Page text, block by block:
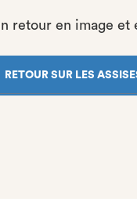
retour en image
RETOUR SUR LES